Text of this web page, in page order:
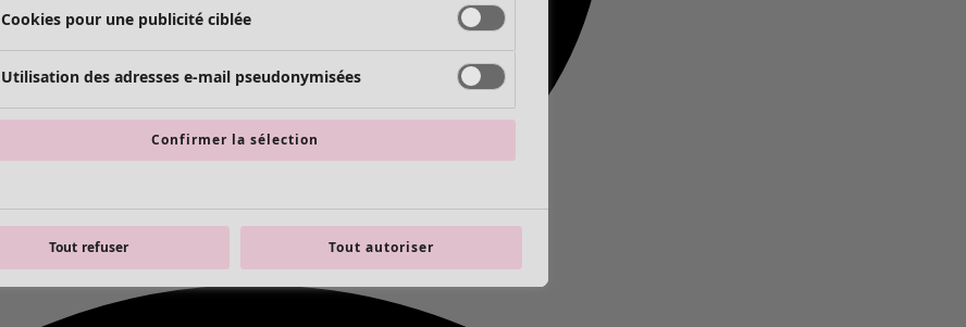
Cookies pour une publicité ciblée
Utilisation des adresses e-mail pseudonymisées
Confirmer la sélection
Tout refuser Tout autoriser